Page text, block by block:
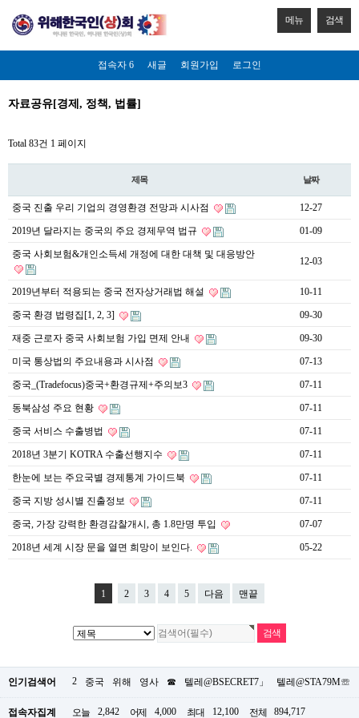
메뉴 검색
접속자 6 새글 회원가입 로그인
자료공유[경제, 정책, 법률]
Total 83건 1 페이지
제목 날짜
중국 진출 우리 기업의 경영환경 전망과 시사점 12-27
2019년 달라지는 중국의 주요 경제무역 법규 01-09
중국 사회보험&개인소득세 개정에 대한 대책 및 대응방안
12-03
2019년부터 적용되는 중국 전자상거래법 해설 10-11
중국 환경 법령집[1, 2, 3] 09-30
재중 근로자 중국 사회보험 가입 면제 안내 09-30
미국 통상법의 주요내용과 시사점 07-13
중국_(Tradefocus)중국+환경규제+주의보3 07-11
동북삼성 주요 현황 07-11
중국 서비스 수출병법 07-11
2018년 3분기 KOTRA 수출선행지수 07-11
한눈에 보는 주요국별 경제통계 가이드북 07-11
중국 지방 성시별 진출정보 07-11
중국, 가장 강력한 환경감찰개시, 총 1.8만명 투입 07-07
2018년 세계 시장 문을 열면 희망이 보인다. 05-22
1 2 3 4 5 다음 맨끝
인기검색어 2 중국 위해 영사 ☎ 텔레@BSECRET7」 텔레@STA79M☏
접속자집계 오늘 2,842 어제 4,000 최대 12,100 전체 894,717